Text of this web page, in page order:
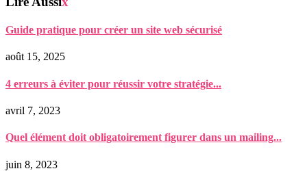
Guide pratique pour créer un site web sécurisé
août 15, 2025
4 erreurs à éviter pour réussir votre stratégie...
avril 7, 2023
Quel élément doit obligatoirement figurer dans un mailing...
juin 8, 2023